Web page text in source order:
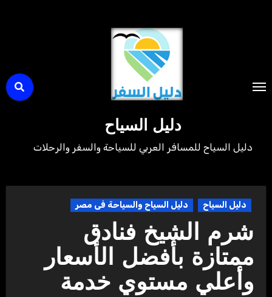
دليل السياح
دليل السياح للمسافر العربي للسياحة والسفر والرحلات
دليل السياح دليل السياح والسياحة فى مصر
شرم الشيخ فنادق
ممتازة بأفضل الأسعار
وأعلي مستوي خدمة